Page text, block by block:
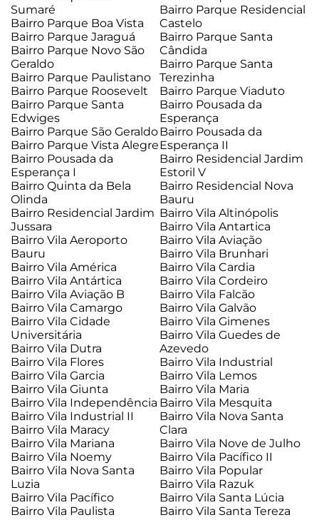
Sumaré
Bairro Parque Boa Vista
Bairro Parque Jaraguá
Bairro Parque Novo São
Geraldo
Bairro Parque Paulistano
Bairro Parque Residencial
Castelo
Bairro Parque Roosevelt
Bairro Parque Santa
Cândida
Bairro Parque Santa
Edwiges
Bairro Parque Santa
Terezinha
Bairro Parque São Geraldo
Bairro Parque Viaduto
Bairro Parque Vista Alegre
Bairro Pousada da
Esperança
Bairro Pousada da
Esperança I
Bairro Pousada da
Esperança II
Bairro Quinta da Bela
Olinda
Bairro Residencial Jardim
Estoril V
Bairro Residencial Jardim
Jussara
Bairro Residencial Nova
Bauru
Bairro Vila Aeroporto
Bauru
Bairro Vila Altinópolis
Bairro Vila América
Bairro Vila Antartica
Bairro Vila Antártica
Bairro Vila Aviação
Bairro Vila Aviação B
Bairro Vila Brunhari
Bairro Vila Camargo
Bairro Vila Cardia
Bairro Vila Cidade
Universitária
Bairro Vila Cordeiro
Bairro Vila Dutra
Bairro Vila Falcão
Bairro Vila Flores
Bairro Vila Galvão
Bairro Vila Garcia
Bairro Vila Gimenes
Bairro Vila Giunta
Bairro Vila Guedes de
Azevedo
Bairro Vila Independência
Bairro Vila Industrial
Bairro Vila Industrial II
Bairro Vila Lemos
Bairro Vila Maracy
Bairro Vila Maria
Bairro Vila Mariana
Bairro Vila Mesquita
Bairro Vila Noemy
Bairro Vila Nova Santa
Clara
Bairro Vila Nova Santa
Luzia
Bairro Vila Nove de Julho
Bairro Vila Pacífico
Bairro Vila Pacífico II
Bairro Vila Paulista
Bairro Vila Popular
Bairro Vila Razuk
Bairro Vila Santa Lúcia
Bairro Vila Santa Tereza